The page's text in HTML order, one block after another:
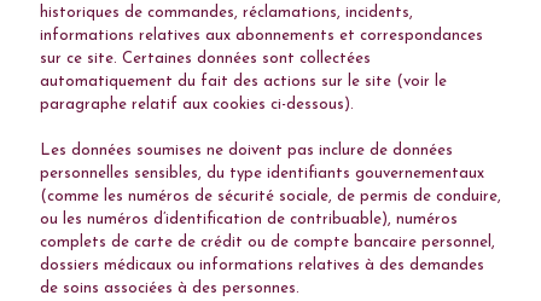
historiques de commandes, réclamations, incidents,
informations relatives aux abonnements et correspondances
sur ce site. Certaines données sont collectées
automatiquement du fait des actions sur le site (voir le
paragraphe relatif aux cookies ci-dessous).
Les données soumises ne doivent pas inclure de données
personnelles sensibles, du type identifiants gouvernementaux
(comme les numéros de sécurité sociale, de permis de conduire,
ou les numéros d’identification de contribuable), numéros
complets de carte de crédit ou de compte bancaire personnel,
dossiers médicaux ou informations relatives à des demandes
de soins associées à des personnes.